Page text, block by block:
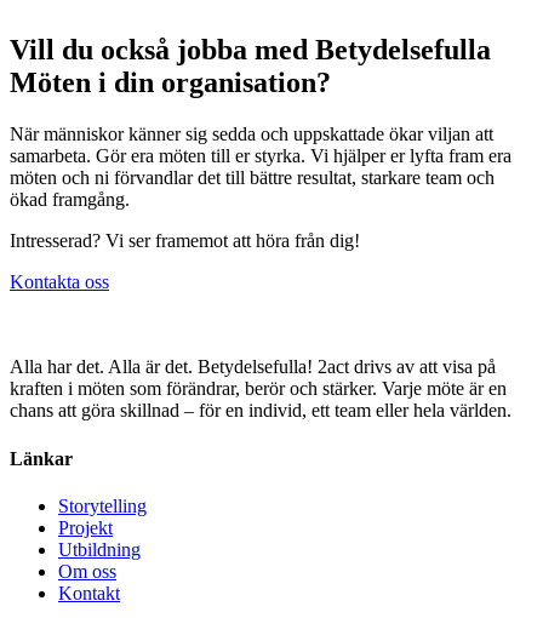
Vill du också jobba med Betydelsefulla
Möten i din organisation?
När människor känner sig sedda och uppskattade ökar viljan att
samarbeta. Gör era möten till er styrka. Vi hjälper er lyfta fram era
möten och ni förvandlar det till bättre resultat, starkare team och
ökad framgång.
Intresserad? Vi ser framemot att höra från dig!
Kontakta oss
Alla har det. Alla är det. Betydelsefulla! 2act drivs av att visa på
kraften i möten som förändrar, berör och stärker. Varje möte är en
chans att göra skillnad – för en individ, ett team eller hela världen.
Länkar
Storytelling
Projekt
Utbildning
Om oss
Kontakt